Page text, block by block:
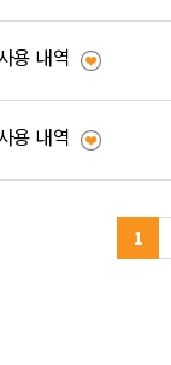
용 내역
용 내역
1